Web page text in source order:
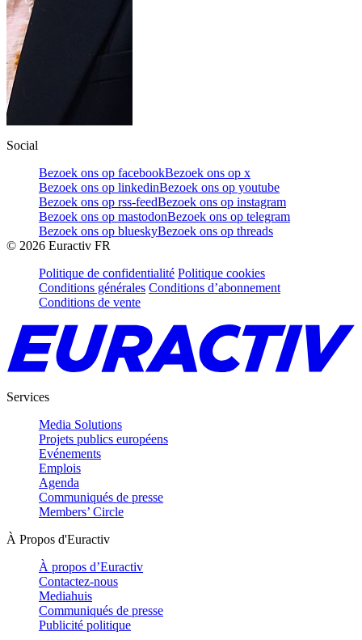
Social
Bezoek ons op facebookBezoek ons op x
Bezoek ons op linkedinBezoek ons op youtube
Bezoek ons op rss-feedBezoek ons op instagram
Bezoek ons op mastodonBezoek ons op telegram
Bezoek ons op blueskyBezoek ons op threads
© 2026 Euractiv FR
Politique de confidentialité Politique cookies
Conditions générales Conditions d’abonnement
Conditions de vente
Services
Media Solutions
Projets publics européens
Evénements
Emplois
Agenda
Communiqués de presse
Members’ Circle
À Propos d'Euractiv
À propos d’Euractiv
Contactez-nous
Mediahuis
Communiqués de presse
Publicité politique